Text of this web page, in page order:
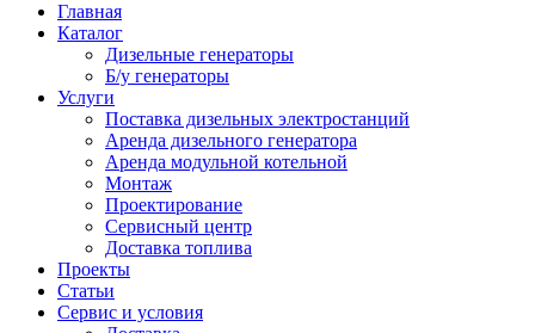
Главная
Каталог
Дизельные генераторы
Б/у генераторы
Услуги
Поставка дизельных электростанций
Аренда дизельного генератора
Аренда модульной котельной
Монтаж
Проектирование
Сервисный центр
Доставка топлива
Проекты
Статьи
Сервис и условия